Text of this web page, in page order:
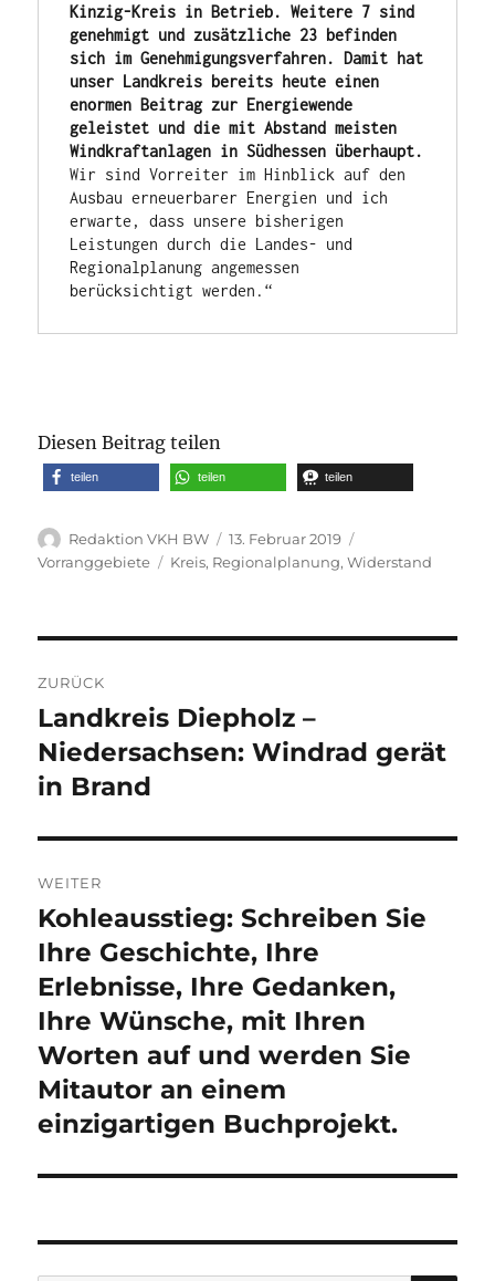
Kinzig-Kreis in Betrieb. Weitere 7 sind
genehmigt und zusätzliche 23 befinden
sich im Genehmigungsverfahren. Damit hat
unser Landkreis bereits heute einen
enormen Beitrag zur Energiewende
geleistet und die mit Abstand meisten
Windkraftanlagen in Südhessen überhaupt.
Wir sind Vorreiter im Hinblick auf den
Ausbau erneuerbarer Energien und ich
erwarte, dass unsere bisherigen
Leistungen durch die Landes- und
Regionalplanung angemessen
berücksichtigt werden.“
Diesen Beitrag teilen
teilen teilen teilen
Autor
Redaktion VKH BW
Veröffentlicht
am
13. Februar 2019
Vorranggebiete
Schlagwörter
Kreis, Regionalplanung,Widerstand
ZURÜCK
Vorheriger
Beitrag:
Landkreis Diepholz –
Niedersachsen: Windrad gerät
in Brand
WEITER
Nächster
Beitrag:
Kohleausstieg: Schreiben Sie
Ihre Geschichte, Ihre
Erlebnisse, Ihre Gedanken,
Ihre Wünsche, mit Ihren
Worten auf und werden Sie
Mitautor an einem
einzigartigen Buchprojekt.